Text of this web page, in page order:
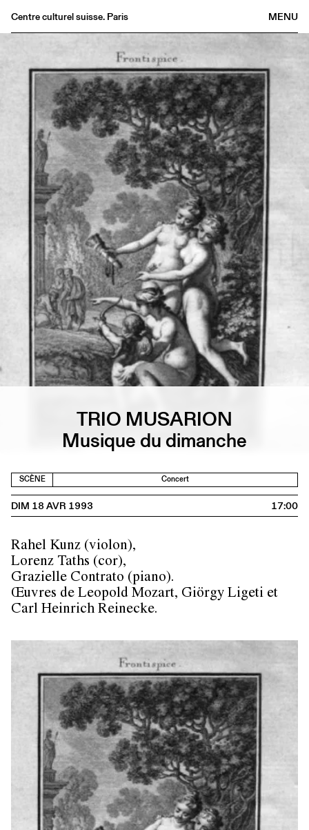
MENU
Centre culturel suisse. Paris
Librairie
Archives
Médiathèque
Éditions
Informations
EN
TRIO MUSARION
Musique du dimanche
SCÈNE Concert
DIM 18 AVR 1993 17:00
Rahel Kunz (violon),
Lorenz Taths (cor),
Grazielle Contrato (piano).
Œuvres de Leopold Mozart, Giörgy Ligeti et
Carl Heinrich Reinecke.